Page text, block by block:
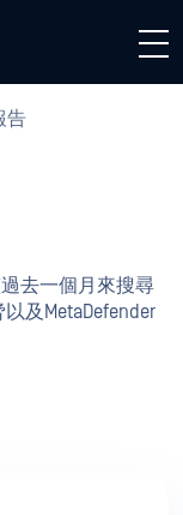
告
去一個月來搜尋
及MetaDefender